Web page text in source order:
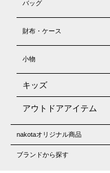
バッグ
財布・ケース
小物
キッズ
アウトドアアイテム
nakotaオリジナル商品
ブランドから探す